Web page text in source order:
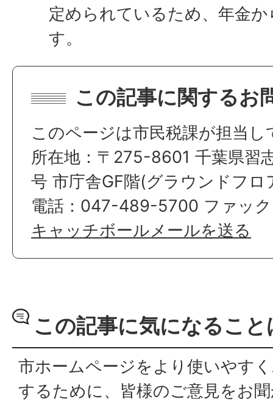
定められているため、年金
す。
この記事に関するお
このページは市民税課が担当し
所在地：〒275-8601 千葉県習
号 市庁舎GF階(グラウンドフロ
電話：047-489-5700 ファッ
キャッチボールメールを送る
この記事に気になるこ
市ホームページをより使いやす
するために、皆様のご意見をお